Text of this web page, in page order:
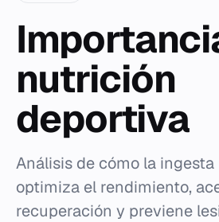
nutrición
deportiva
Análisis de cómo la
optimiza el rendimiento,
recuperación y previene